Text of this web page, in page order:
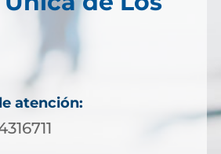
atención: